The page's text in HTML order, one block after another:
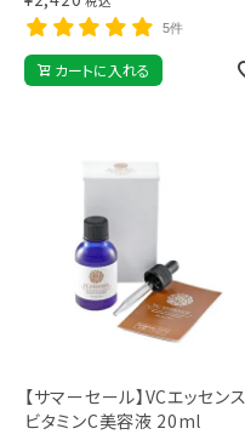
5件
カートに入れる
【サマーセール】VCエッセンス
ビタミンC美容液 20ml